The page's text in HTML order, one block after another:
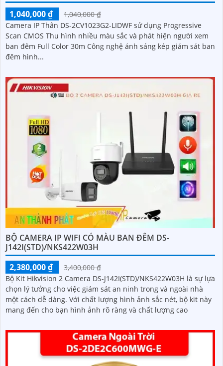
1,040,000 ₫
1,040,000 ₫
Camera IP Thân DS-2CV1023G2-LIDWF sử dụng Progressive
Scan CMOS Thu hình nhiều màu sắc và phát hiện người xem
ban đêm Full Color 30m Công nghệ ánh sáng kép giám sát ban
đêm hình...
BỘ CAMERA IP WIFI CÓ MÀU BAN ĐÊM DS-
J142I(STD)/NKS422W03H
2,380,000 ₫
3,400,000 ₫
Bộ Kit Hikvision 2 Camera DS-J142I(STD)/NKS422W03H là sự lựa
chọn lý tưởng cho việc giám sát an ninh trong và ngoài nhà
một cách dễ dàng. Với chất lượng hình ảnh sắc nét, bộ kit này
mang đến cho bạn hình ảnh rõ ràng và chất lượng cao